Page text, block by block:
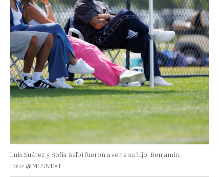
Luis Suárez y Sofía Balbi fueron a ver a su hijo, Benjamín.
Foto: @MLSNEXT.